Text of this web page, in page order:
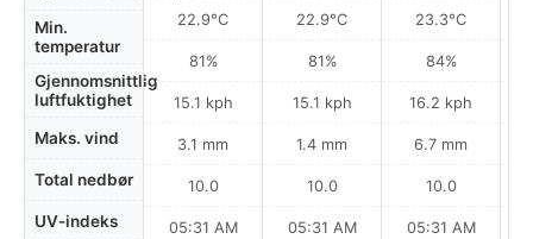
Min.
temperatur
Gjennomsnittlig
luftfuktighet
Maks. vind
Total nedbør
UV-indeks
22.9°C
81%
15.1 kph
3.1 mm
10.0
05:31 AM
22.9°C
81%
15.1 kph
1.4 mm
10.0
05:31 AM
23.3°C
84%
16.2 kph
6.7 mm
10.0
05:31 AM